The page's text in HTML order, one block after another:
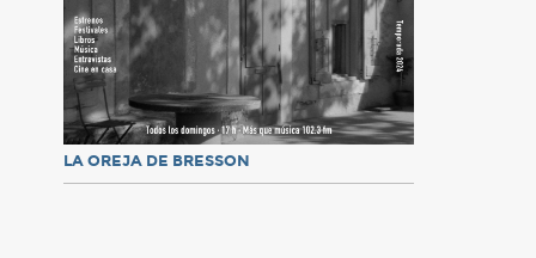
LA OREJA DE BRESSON